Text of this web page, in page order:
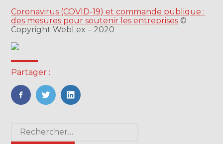
Coronavirus (COVID-19) et commande publique :
des mesures pour soutenir les entreprises ©
Copyright WebLex – 2020
Partager :
FaceBook
TwitterLinkedIn
Blog
sidebar
Rechercher :